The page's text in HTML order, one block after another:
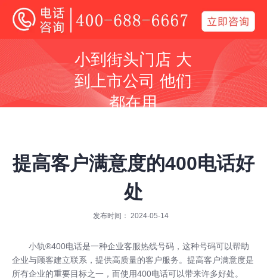
全国400电话受理中心
400号码呼叫中心平台技术服务商
同等号码，服务更优
400-688-6667
400电话
小到街头门店 大
到上市公司 他们
都在用
提高客户满意度的400电话好
处
发布时间： 2024-05-14
小轨®400电话是一种企业客服热线号码，这种号码可以帮助
企业与顾客建立联系，提供高质量的客户服务。提高客户满意度是
所有企业的重要目标之一，而使用400电话可以带来许多好处。